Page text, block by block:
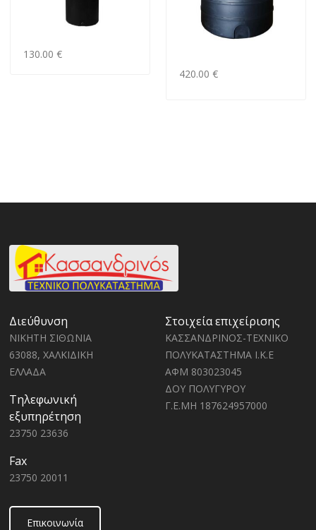
130.00 €
420.00 €
Διεύθυνση
ΝΙΚΗΤΗ ΣΙΘΩΝΙΑ
63088, ΧΑΛΚΙΔΙΚΗ
ΕΛΛΑΔΑ
Τηλεφωνική
εξυπηρέτηση
23750 23636
Fax
23750 20011
Στοιχεία επιχείρισης
ΚΑΣΣΑΝΔΡΙΝΟΣ-ΤΕΧΝΙΚΟ
ΠΟΛΥΚΑΤΑΣΤΗΜΑ Ι.Κ.Ε
ΑΦΜ 803023045
ΔΟΥ ΠΟΛΥΓΥΡΟΥ
Γ.Ε.ΜΗ 187624957000
Επικοινωνία